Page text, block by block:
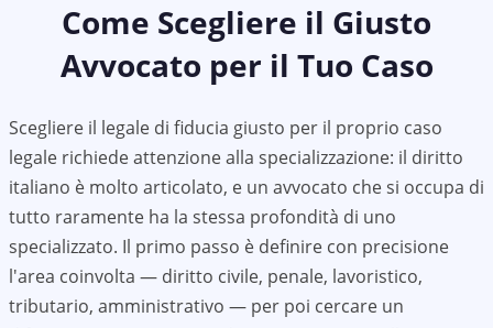
Come Scegliere il Giusto
Avvocato per il Tuo Caso
Scegliere il legale di fiducia giusto per il proprio caso
legale richiede attenzione alla specializzazione: il diritto
italiano è molto articolato, e un avvocato che si occupa di
tutto raramente ha la stessa profondità di uno
specializzato. Il primo passo è definire con precisione
l'area coinvolta — diritto civile, penale, lavoristico,
tributario, amministrativo — per poi cercare un